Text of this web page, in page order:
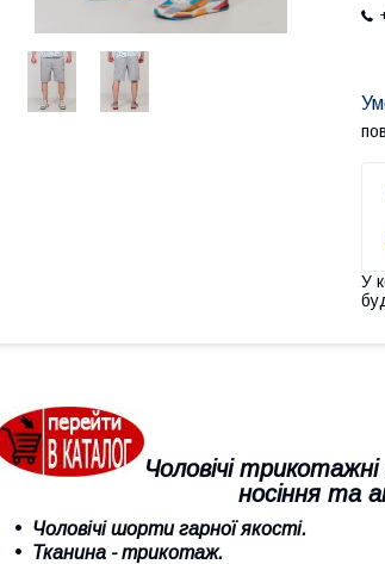
У
Чоловічі
носіння та
Чоловічі шорти гарної якості.
Тканина - трикотаж.